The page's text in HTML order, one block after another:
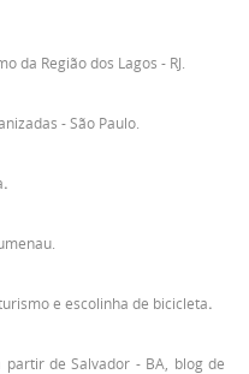
da Região dos Lagos - RJ.
- São Paulo.
.
e escolinha de bicicleta.
partir de Salvador - BA, blog de